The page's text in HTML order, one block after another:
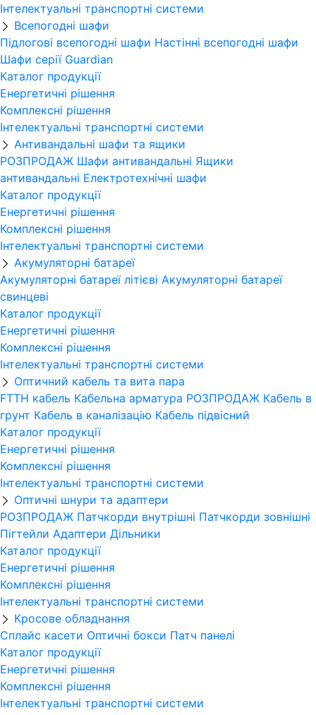
Інтелектуальні транспортні системи
Всепогодні шафи
Підлогові всепогодні шафи Настінні всепогодні шафи
Шафи серії Guardian
Каталог продукції
Енергетичні рішення
Комплексні рішення
Інтелектуальні транспортні системи
Антивандальні шафи та ящики
РОЗПРОДАЖ Шафи антивандальні Ящики
антивандальні Електротехнічні шафи
Каталог продукції
Енергетичні рішення
Комплексні рішення
Інтелектуальні транспортні системи
Акумуляторні батареї
Акумуляторні батареї літієві Акумуляторні батареї
свинцеві
Каталог продукції
Енергетичні рішення
Комплексні рішення
Інтелектуальні транспортні системи
Оптичний кабель та вита пара
FTTH кабель Кабельна арматура РОЗПРОДАЖ Кабель в
грунт Кабель в каналізацію Кабель підвісний
Каталог продукції
Енергетичні рішення
Комплексні рішення
Інтелектуальні транспортні системи
Оптичні шнури та адаптери
РОЗПРОДАЖ Патчкорди внутрішні Патчкорди зовнішні
Пігтейли Адаптери Дільники
Каталог продукції
Енергетичні рішення
Комплексні рішення
Інтелектуальні транспортні системи
Кросове обладнання
Сплайс касети Оптичні бокси Патч панелі
Каталог продукції
Енергетичні рішення
Комплексні рішення
Інтелектуальні транспортні системи